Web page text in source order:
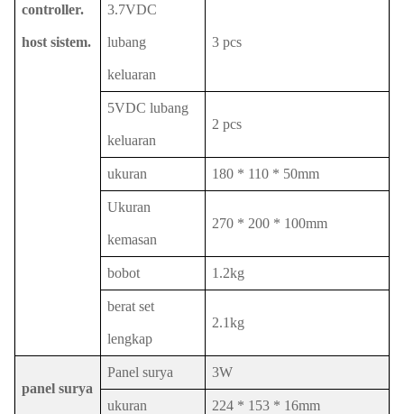
controller.
host sistem.
3.7VDC
lubang
keluaran
3 pcs
5VDC lubang
keluaran
2 pcs
ukuran 180 * 110 * 50mm
Ukuran
kemasan
270 * 200 * 100mm
bobot 1.2kg
berat set
lengkap
2.1kg
panel surya
Panel surya 3W
ukuran 224 * 153 * 16mm